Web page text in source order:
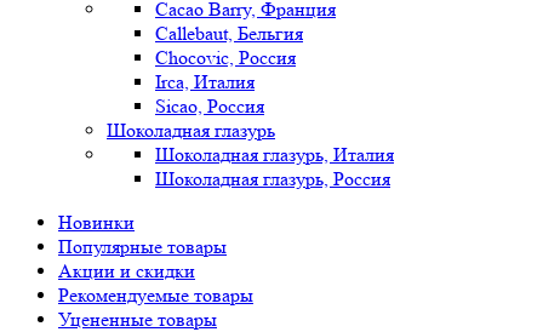
Cacao Barry, Франция
Callebaut, Бельгия
Chocovic, Россия
Irca, Италия
Sicao, Россия
Шоколадная глазурь
Шоколадная глазурь, Италия
Шоколадная глазурь, Россия
Новинки
Популярные товары
Акции и скидки
Рекомендуемые товары
Уцененные товары